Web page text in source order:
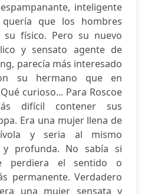
inteligente
que los hombres
físico. Pero su nuevo
y sensato agente de
parecía más interesado
su hermano que en
curioso... Para Roscoe
difícil contener sus
Era una mujer llena de
y seria al mismo
y profunda. No sabía si
perdiera el sentido o
permanente. Verdadero
una mujer sensata y